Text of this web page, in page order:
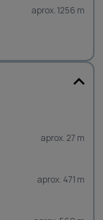
aprox. 1256 m
aprox. 27 m
aprox. 471 m